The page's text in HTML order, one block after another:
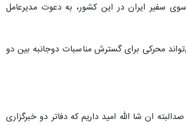
موسوی سفیر ایران در این کشور،‌ به دعوت مدیرعامل
محرکی برای گسترش مناسبات دوجانبه بین دو
ان شا الله امید داریم که دفاتر دو خبرگزاری